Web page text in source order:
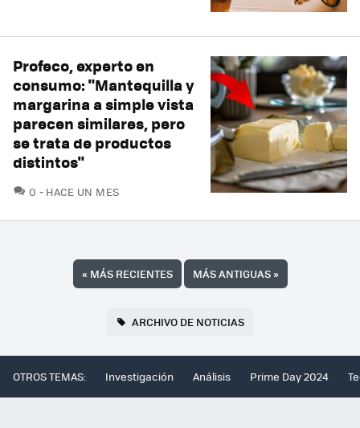
Profeco, experto en
consumo: "Mantequilla y
margarina a simple vista
parecen similares, pero
se trata de productos
distintos"
0 COMENTARIOS
HACE UN MES
« MÁS RECIENTES MÁS ANTIGUAS»
ARCHIVO DE NOTICIAS
OTROS TEMAS: Investigación Análisis Prime Day 2024